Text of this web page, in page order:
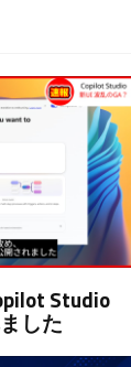
Studio
した